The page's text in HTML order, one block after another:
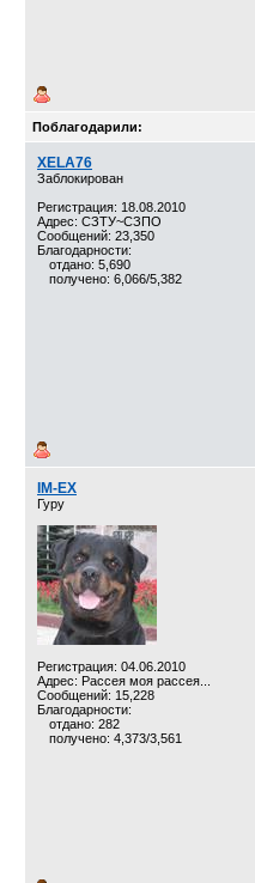
Поблагодарили:
XELA76
Заблокирован
Регистрация: 18.08.2010
Адрес: СЗТУ~СЗПО
Сообщений: 23,350
Благодарности:
отдано: 5,690
получено: 6,066/5,382
IM-EX
Гуру
Регистрация: 04.06.2010
Адрес: Рассея моя рассея...
Сообщений: 15,228
Благодарности:
отдано: 282
получено: 4,373/3,561